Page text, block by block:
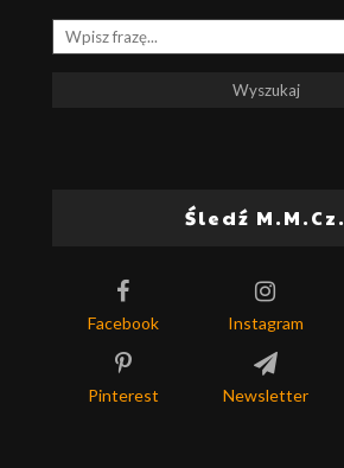
Śledź M.M.Cz.
Facebook Instagram
Pinterest Newsletter